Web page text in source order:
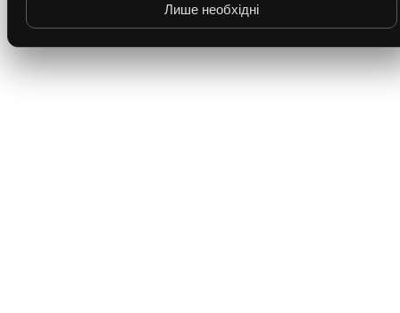
Лише необхідні